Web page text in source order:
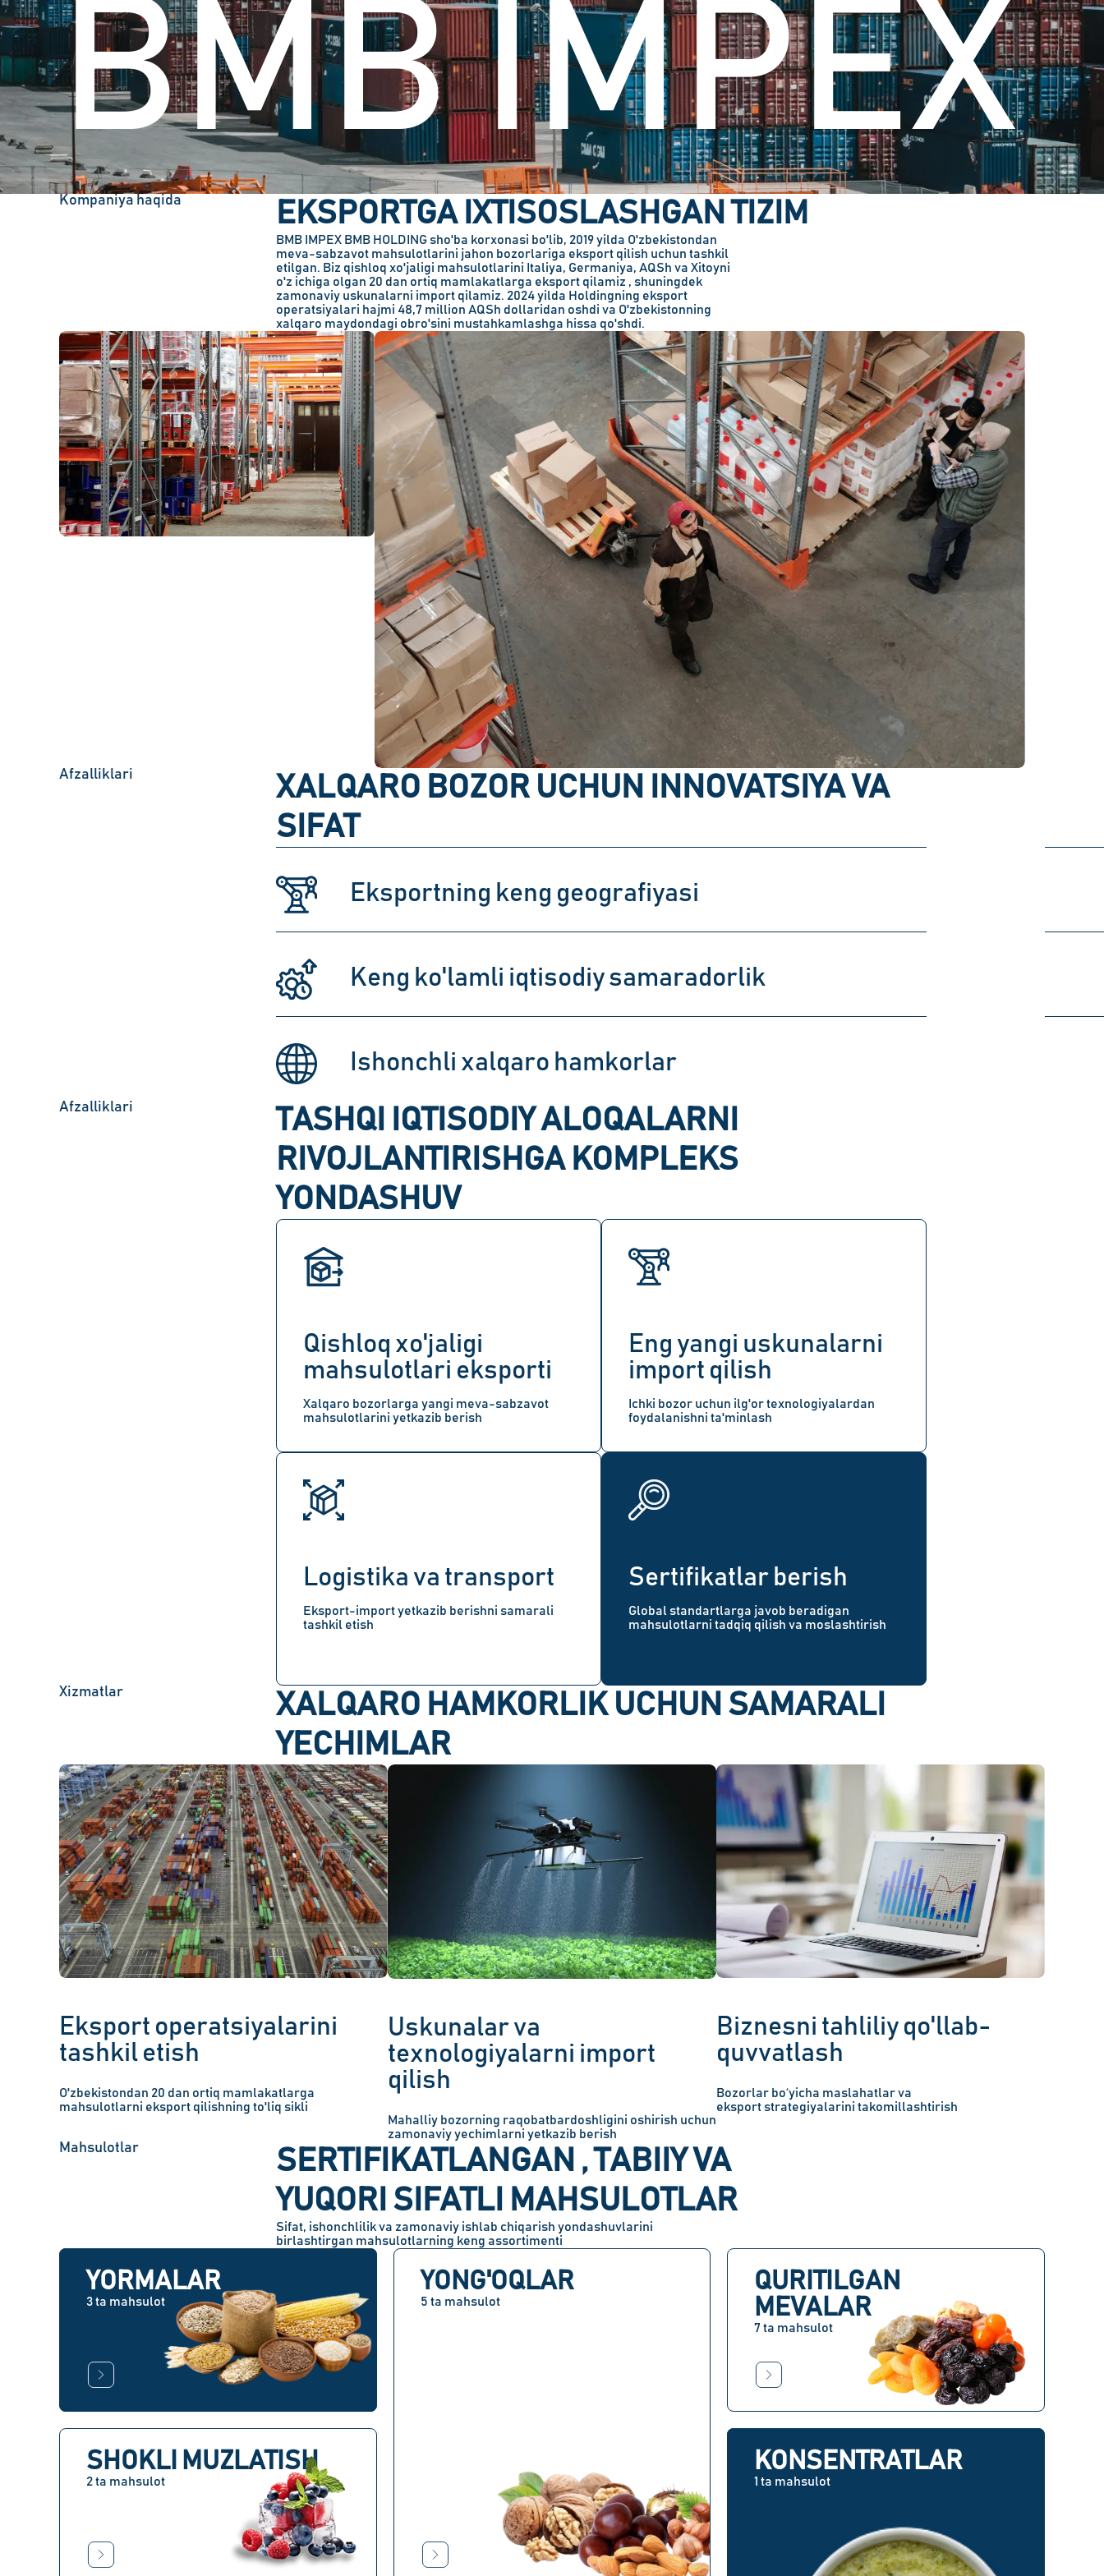
BMB IMPEX
Kompaniya haqida EKSPORTGA IXTISOSLASHGAN TIZIM
BMB IMPEX BMB HOLDING sho'ba korxonasi bo'lib, 2019 yilda O'zbekistondan
meva-sabzavot mahsulotlarini jahon bozorlariga eksport qilish uchun tashkil
etilgan. Biz qishloq xo'jaligi mahsulotlarini Italiya, Germaniya, AQSh va Xitoyni
o'z ichiga olgan 20 dan ortiq mamlakatlarga eksport qilamiz , shuningdek
zamonaviy uskunalarni import qilamiz. 2024 yilda Holdingning eksport
operatsiyalari hajmi 48,7 million AQSh dollaridan oshdi va O'zbekistonning
xalqaro maydondagi obro'sini mustahkamlashga hissa qo'shdi.
Afzalliklari
XALQARO BOZOR UCHUN INNOVATSIYA VA
SIFAT
Eksportning keng geografiyasi
Keng ko'lamli iqtisodiy samaradorlik
Ishonchli xalqaro hamkorlar
Afzalliklari
TASHQI IQTISODIY ALOQALARNI
RIVOJLANTIRISHGA KOMPLEKS
YONDASHUV
Qishloq xo'jaligi
mahsulotlari eksporti
Xalqaro bozorlarga yangi meva-sabzavot
mahsulotlarini yetkazib berish
Eng yangi uskunalarni
import qilish
Ichki bozor uchun ilg'or texnologiyalardan
foydalanishni ta'minlash
Logistika va transport
Eksport-import yetkazib berishni samarali
tashkil etish
Sertifikatlar berish
Global standartlarga javob beradigan
mahsulotlarni tadqiq qilish va moslashtirish
Xizmatlar
XALQARO HAMKORLIK UCHUN SAMARALI
YECHIMLAR
Eksport operatsiyalarini
tashkil etish
O'zbekistondan 20 dan ortiq mamlakatlarga
mahsulotlarni eksport qilishning to'liq sikli
Uskunalar va
texnologiyalarni import
qilish
Mahalliy bozorning raqobatbardoshligini oshirish uchun
zamonaviy yechimlarni yetkazib berish
Biznesni tahliliy qo'llab-
quvvatlash
Bozorlar bo‘yicha maslahatlar va
eksport strategiyalarini takomillashtirish
Mahsulotlar
SERTIFIKATLANGAN , TABIIY VA
YUQORI SIFATLI MAHSULOTLAR
Sifat, ishonchlilik va zamonaviy ishlab chiqarish yondashuvlarini
birlashtirgan mahsulotlarning keng assortimenti
YORMALAR
3 ta mahsulot
YONG'OQLAR
5 ta mahsulot
QURITILGAN
MEVALAR
7 ta mahsulot
SHOKLI MUZLATISH
2 ta mahsulot
KONSENTRATLAR
1 ta mahsulot